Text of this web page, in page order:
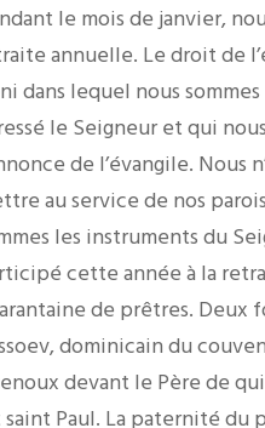
le mois de janvier,
annuelle. Le droit de
dans lequel nous
le Seigneur et qui
de l’évangile.
au service de nos
les instruments du
cette année à la
de prêtres. Deux
dominicain du
devant le Père de
Paul. La paternité du